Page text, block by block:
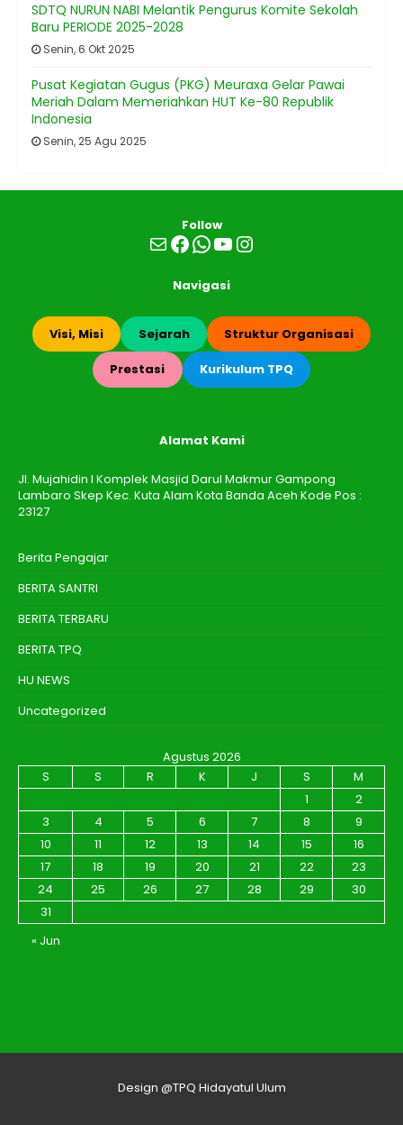
SDTQ NURUN NABI Melantik Pengurus Komite Sekolah
Baru PERIODE 2025-2028
Senin, 6 Okt 2025
Pusat Kegiatan Gugus (PKG) Meuraxa Gelar Pawai
Meriah Dalam Memeriahkan HUT Ke-80 Republik
Indonesia
Senin, 25 Agu 2025
Follow
MailFacebook
WhatsApp
YouTube
Instagram
Navigasi
Visi, Misi Sejarah Struktur Organisasi
Prestasi Kurikulum TPQ
Alamat Kami
Jl. Mujahidin I Komplek Masjid Darul Makmur Gampong
Lambaro Skep Kec. Kuta Alam Kota Banda Aceh Kode Pos :
23127
Berita Pengajar
BERITA SANTRI
BERITA TERBARU
BERITA TPQ
HU NEWS
Uncategorized
Agustus 2026
S
S R K J S
M
1
2
3
4 5 6 7 8
9
10
11 12 13 14 15
16
17
18 19 20 21 22
23
24
25 26 27 28 29
30
31
« Jun
Design @TPQ Hidayatul Ulum